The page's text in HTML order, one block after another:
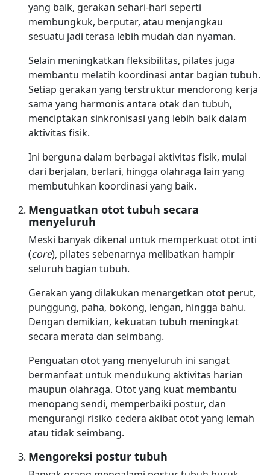
yang baik, gerakan sehari-hari seperti
membungkuk, berputar, atau menjangkau
sesuatu jadi terasa lebih mudah dan nyaman.
Selain meningkatkan fleksibilitas, pilates juga
membantu melatih koordinasi antar bagian tubuh.
Setiap gerakan yang terstruktur mendorong kerja
sama yang harmonis antara otak dan tubuh,
menciptakan sinkronisasi yang lebih baik dalam
aktivitas fisik.
Ini berguna dalam berbagai aktivitas fisik, mulai
dari berjalan, berlari, hingga olahraga lain yang
membutuhkan koordinasi yang baik.
Menguatkan otot tubuh secara
menyeluruh
Meski banyak dikenal untuk memperkuat otot inti
(core), pilates sebenarnya melibatkan hampir
seluruh bagian tubuh.
Gerakan yang dilakukan menargetkan otot perut,
punggung, paha, bokong, lengan, hingga bahu.
Dengan demikian, kekuatan tubuh meningkat
secara merata dan seimbang.
Penguatan otot yang menyeluruh ini sangat
bermanfaat untuk mendukung aktivitas harian
maupun olahraga. Otot yang kuat membantu
menopang sendi, memperbaiki postur, dan
mengurangi risiko cedera akibat otot yang lemah
atau tidak seimbang.
Mengoreksi postur tubuh